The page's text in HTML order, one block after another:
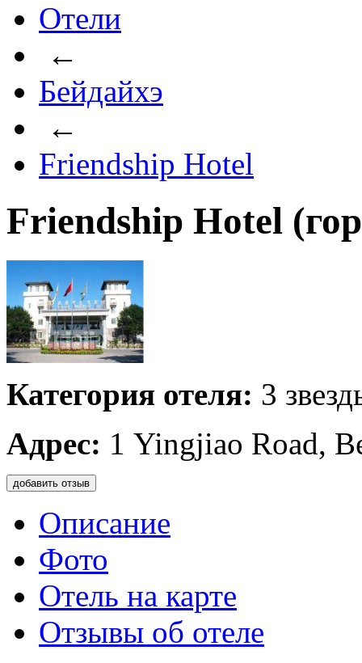
Отели
←
Бейдайхэ
←
Friendship Hotel
Friendship Hotel
Категория отеля: 3
Адрес: 1 Yingjiao Road,
добавить отзыв
Описание
Фото
Отель на карте
Отзывы об отеле